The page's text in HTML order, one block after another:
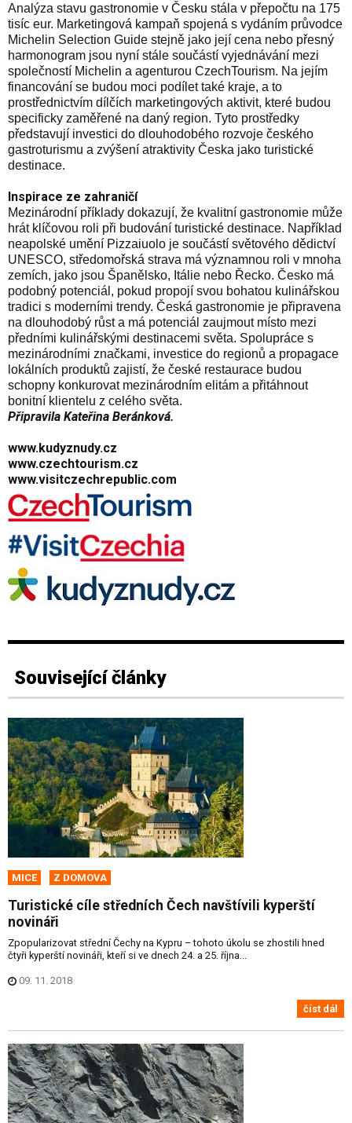
Analýza stavu gastronomie v Česku stála v přepočtu na 175
tisíc eur. Marketingová kampaň spojená s vydáním průvodce
Michelin Selection Guide stejně jako její cena nebo přesný
harmonogram jsou nyní stále součástí vyjednávání mezi
společností Michelin a agenturou CzechTourism. Na jejím
financování se budou moci podílet také kraje, a to
prostřednictvím dílčích marketingových aktivit, které budou
specificky zaměřené na daný region. Tyto prostředky
představují investici do dlouhodobého rozvoje českého
gastroturismu a zvýšení atraktivity Česka jako turistické
destinace.
Inspirace ze zahraničí
Mezinárodní příklady dokazují, že kvalitní gastronomie může
hrát klíčovou roli při budování turistické destinace. Například
neapolské umění Pizzaiuolo je součástí světového dědictví
UNESCO, středomořská strava má významnou roli v mnoha
zemích, jako jsou Španělsko, Itálie nebo Řecko. Česko má
podobný potenciál, pokud propojí svou bohatou kulinářskou
tradici s moderními trendy. Česká gastronomie je připravena
na dlouhodobý růst a má potenciál zaujmout místo mezi
předními kulinářskými destinacemi světa. Spolupráce s
mezinárodními značkami, investice do regionů a propagace
lokálních produktů zajistí, že české restaurace budou
schopny konkurovat mezinárodním elitám a přitáhnout
bonitní klientelu z celého světa.
Připravila Kateřina Beránková.
www.kudyznudy.cz
www.czechtourism.cz
www.visitczechrepublic.com
Související články
MICE Z DOMOVA
Turistické cíle středních Čech navštívili kyperští
novináři
Zpopularizovat střední Čechy na Kypru – tohoto úkolu se zhostili hned
čtyři kyperští novináři, kteří si ve dnech 24. a 25. října...
09. 11. 2018
číst dál